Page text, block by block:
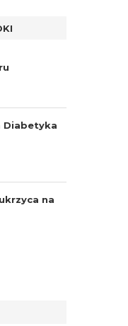
Diabetyka
na